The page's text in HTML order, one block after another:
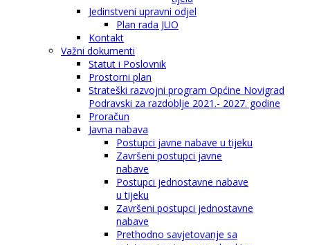
Jedinstveni upravni odjel
Plan rada JUO
Kontakt
Važni dokumenti
Statut i Poslovnik
Prostorni plan
Strateški razvojni program Općine Novigrad
Podravski za razdoblje 2021.- 2027. godine
Proračun
Javna nabava
Postupci javne nabave u tijeku
Završeni postupci javne
nabave
Postupci jednostavne nabave
u tijeku
Završeni postupci jednostavne
nabave
Prethodno savjetovanje sa